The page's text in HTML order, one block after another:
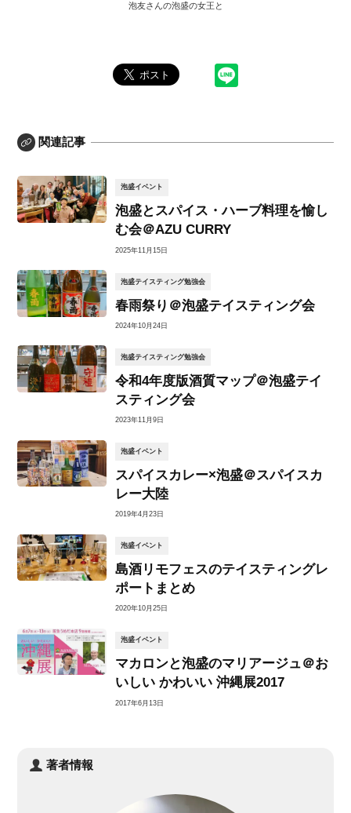
泡友さんの泡盛の女王と
関連記事
泡盛とスパイス・ハーブ料理を愉し
む会＠AZU CURRY
2025年11月15日
泡盛イベント
春雨祭り＠泡盛テイスティング会
2024年10月24日
泡盛テイスティング勉強会
令和4年度版酒質マップ＠泡盛テイ
スティング会
2023年11月9日
泡盛テイスティング勉強会
スパイスカレー×泡盛＠スパイスカ
レー大陸
2019年4月23日
泡盛イベント
島酒リモフェスのテイスティングレ
ポートまとめ
2020年10月25日
泡盛イベント
マカロンと泡盛のマリアージュ＠お
いしい かわいい 沖縄展2017
2017年6月13日
泡盛イベント
著者情報